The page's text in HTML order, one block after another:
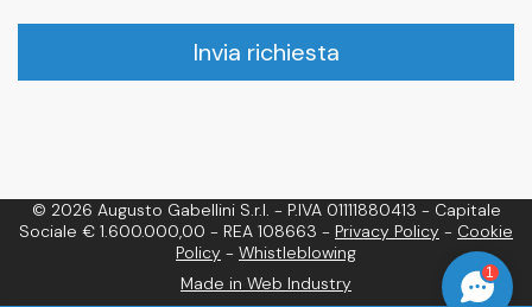
Invia richiesta
© 2026 Augusto Gabellini S.r.l. - P.IVA 01111880413 - Capitale
Sociale € 1.600.000,00 - REA 108663 - Privacy Policy - Cookie
Policy - Whistleblowing
Made in Web Industry
1